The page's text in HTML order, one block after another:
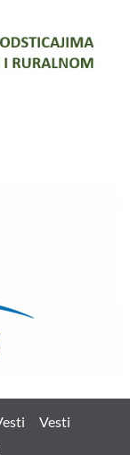
Vesti